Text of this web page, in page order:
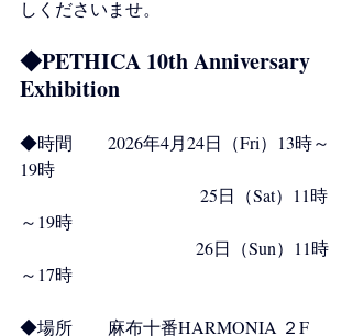
しくださいませ。
◆PETHICA 10th Anniversary
Exhibition
◆時間	2026年4月24日（Fri）13時～
19時
～19時
～17時
◆場所	麻布十番HARMONIA ２F